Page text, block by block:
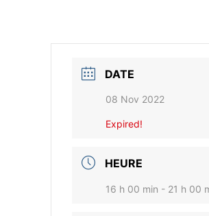
DATE
08 Nov 2022
Expired!
HEURE
16 h 00 min - 21 h 00